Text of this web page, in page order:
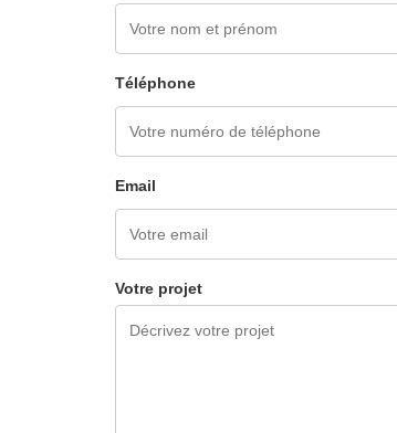
Téléphone
Email
Votre projet